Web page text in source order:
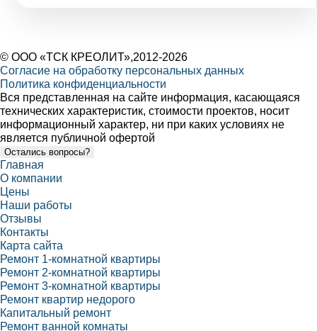
© ООО «ТСК КРЕОЛИТ»,2012-2026
Согласие на обработку персональных данных
Политика конфиденциальности
Вся представленная на сайте информация, касающаяся
технических характеристик, стоимости проектов, носит
информационный характер, ни при каких условиях не
является публичной офертой
Остались вопросы?
Главная
О компании
Цены
Наши работы
Отзывы
Контакты
Карта сайта
Ремонт 1-комнатной квартиры
Ремонт 2-комнатной квартиры
Ремонт 3-комнатной квартиры
Ремонт квартир недорого
Капитальный ремонт
Ремонт ванной комнаты